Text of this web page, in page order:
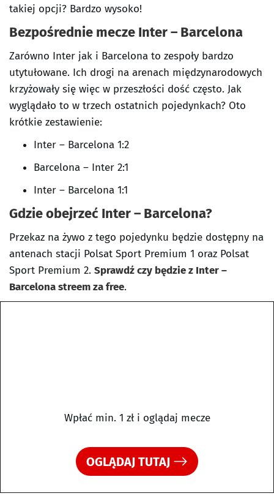
takiej opcji? Bardzo wysoko!
Bezpośrednie mecze Inter – Barcelona
Zarówno Inter jak i Barcelona to zespoły bardzo
utytułowane. Ich drogi na arenach międzynarodowych
krzyżowały się więc w przeszłości dość często. Jak
wyglądało to w trzech ostatnich pojedynkach? Oto
krótkie zestawienie:
Inter – Barcelona 1:2
Barcelona – Inter 2:1
Inter – Barcelona 1:1
Gdzie obejrzeć Inter – Barcelona?
Przekaz na żywo z tego pojedynku będzie dostępny na
antenach stacji Polsat Sport Premium 1 oraz Polsat
Sport Premium 2. Sprawdź czy będzie z Inter –
Barcelona streem za free.
Wpłać min. 1 zł i oglądaj mecze
OGLĄDAJ TUTAJ